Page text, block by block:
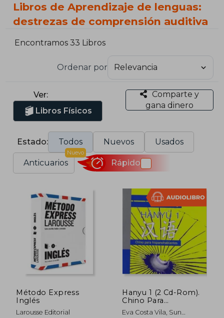
Libros de Aprendizaje de lenguas:
destrezas de comprensión auditiva
Encontramos 33 Libros
Ordenar por
Ver:
Libros Físicos
Comparte y
gana dinero
Estado: Todos Nuevos Usados
Anticuarios
Nuevo
Rápido
Método Express
Inglés
Larousse Editorial
Hanyu 1 (2 Cd-Rom).
Chino Para
Hispanohablantes
Eva Costa Vila, Sun